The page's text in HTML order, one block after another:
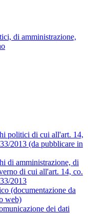
di amministrazione,
politici di cui all'art. 14,
2013 (da pubblicare in
di amministrazione, di
di cui all'art. 14, co.
2013
(documentazione da
web)
dei dati